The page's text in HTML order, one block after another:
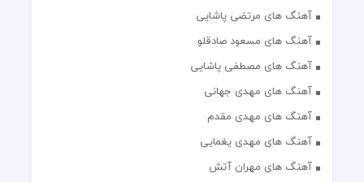
آهنگ های مرتضی پاشایی
آهنگ های مسعود صادقلو
آهنگ های مصطفی پاشایی
آهنگ های مهدی جهانی
آهنگ های مهدی مقدم
آهنگ های مهدی یغمایی
آهنگ های مهران آتش